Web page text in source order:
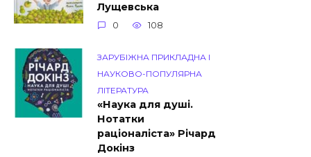
Лущевська
0 108
ЗАРУБІЖНА ПРИКЛАДНА І
НАУКОВО-ПОПУЛЯРНА
ЛІТЕРАТУРА
«Наука для душі.
Нотатки
раціоналіста» Річард
Докінз